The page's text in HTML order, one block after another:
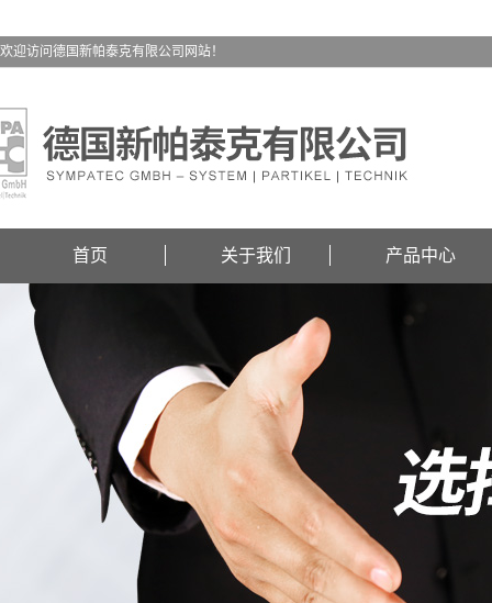
欢迎访问德国新帕泰克有限公司网站！
首页 关于我们 产品中心